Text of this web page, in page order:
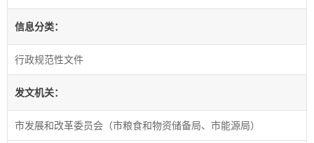
信息分类：
行政规范性文件
发文机关：
市发展和改革委员会（市粮食和物资储备局、市能源局）